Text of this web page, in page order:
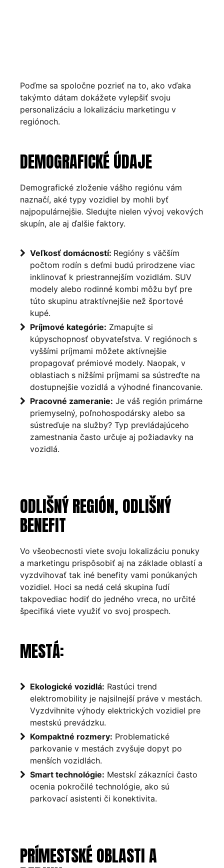
Poďme sa spoločne pozrieť na to, ako vďaka
takýmto dátam dokážete vylepšiť svoju
personalizáciu a lokalizáciu marketingu v
regiónoch.
DEMOGRAFICKÉ ÚDAJE
Demografické zloženie vášho regiónu vám
naznačí, aké typy vozidiel by mohli byť
najpopulárnejšie. Sledujte nielen vývoj vekových
skupín, ale aj ďalšie faktory.
Veľkosť domácností: Regióny s väčším
počtom rodín s deťmi budú prirodzene viac
inklinovať k priestrannejším vozidlám. SUV
modely alebo rodinné kombi môžu byť pre
túto skupinu atraktívnejšie než športové
kupé.
Príjmové kategórie: Zmapujte si
kúpyschopnosť obyvateľstva. V regiónoch s
vyššími príjmami môžete aktívnejšie
propagovať prémiové modely. Naopak, v
oblastiach s nižšími príjmami sa sústreďte na
dostupnejšie vozidlá a výhodné financovanie.
Pracovné zameranie: Je váš región primárne
priemyselný, poľnohospodársky alebo sa
sústreďuje na služby? Typ prevládajúceho
zamestnania často určuje aj požiadavky na
vozidlá.
ODLIŠNÝ REGIÓN, ODLIŠNÝ
BENEFIT
Vo všeobecnosti viete svoju lokalizáciu ponuky
a marketingu prispôsobiť aj na základe oblastí a
vyzdvihovať tak iné benefity vami ponúkaných
vozidiel. Hoci sa nedá celá skupina ľudí
takpovediac hodiť do jedného vreca, no určité
špecifiká viete využiť vo svoj prospech.
MESTÁ:
Ekologické vozidlá: Rastúci trend
elektromobility je najsilnejší práve v mestách.
Vyzdvihnite výhody elektrických vozidiel pre
mestskú prevádzku.
Kompaktné rozmery: Problematické
parkovanie v mestách zvyšuje dopyt po
menších vozidlách.
Smart technológie: Mestskí zákazníci často
ocenia pokročilé technológie, ako sú
parkovací asistenti či konektivita.
PRÍMESTSKÉ OBLASTI A